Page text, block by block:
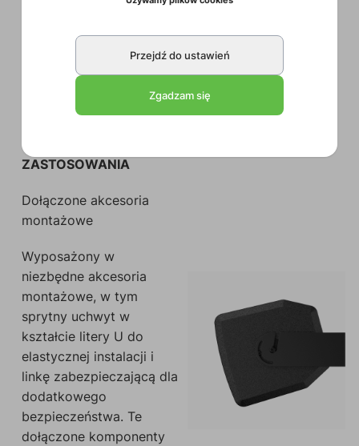
wydajności audio.
DLA KAŻDEGO
ZASTOSOWANIA
Dołączone akcesoria
montażowe
Wyposażony w
niezbędne akcesoria
montażowe, w tym
sprytny uchwyt w
kształcie litery U do
elastycznej instalacji i
linkę zabezpieczającą dla
dodatkowego
bezpieczeństwa. Te
dołączone komponenty
Przejdź do ustawień
Zgadzam się